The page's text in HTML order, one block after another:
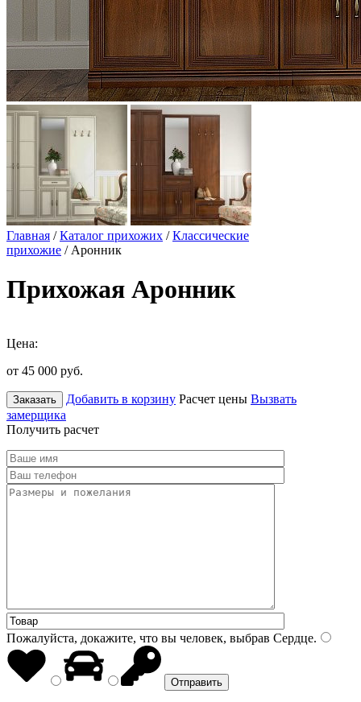
Главная /Каталог прихожих /Классические
прихожие / Аронник
Прихожая Аронник
Цена:
от 45 000 руб.
Заказать Добавить в корзину Расчет цены Вызвать
замерщика
Получить расчет
Пожалуйста, докажите, что вы человек, выбрав Сердце.